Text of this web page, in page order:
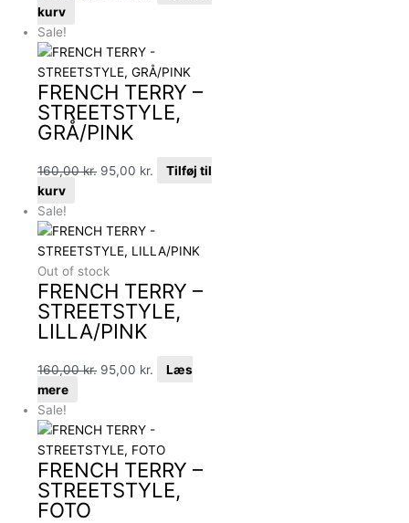
kurv
Sale!
FRENCH TERRY –
STREETSTYLE,
GRÅ/PINK
160,00kr. 95,00 kr.
Tilføj til
kurv
Sale!
Out of stock
FRENCH TERRY –
STREETSTYLE,
LILLA/PINK
160,00kr. 95,00 kr.
Læs
mere
Sale!
FRENCH TERRY –
STREETSTYLE,
FOTO